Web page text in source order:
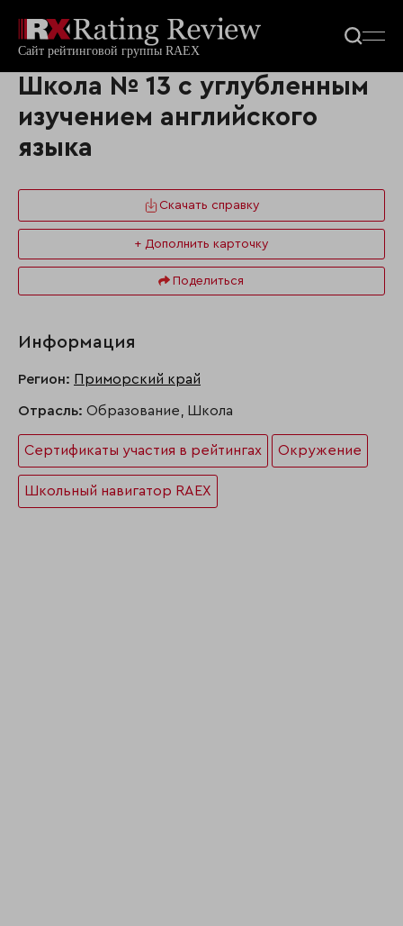
Школа № 13 с углубленным
изучением английского
языка
Скачать справку
+ Дополнить карточку
Поделиться
Информация
Регион: Приморский край
Отрасль: Образование, Школа
Сертификаты участия в рейтингах Окружение
Школьный навигатор RAEX